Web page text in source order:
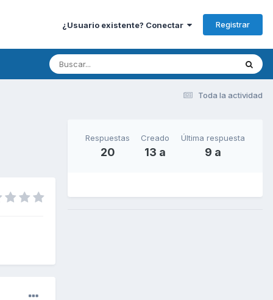
¿Usuario existente? Conectar Registrar
Toda la actividad
Respuestas
20
Creado
13 a
Última respuesta
9 a